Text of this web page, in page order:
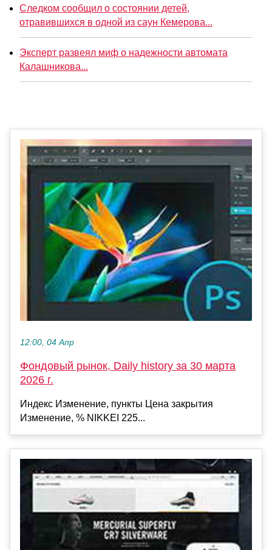
Следком сообщил о состоянии детей,
отравившихся в одной из саун Кемерова...
Эксперт развеял миф о надежности автомата
Калашникова...
12:00, 04 Апр
Фондовый рынок, Daily history за 30 марта
2026 г.
Индекс Изменение, пункты Цена закрытия
Изменение, % NIKKEI 225...